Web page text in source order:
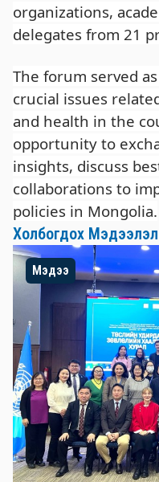
organizations,
delegates from 21
The forum served
crucial issues
and health in the
opportunity to
insights, discuss
collaborations to
policies in Mongolia.
Холбогдох Мэдээлэл
Мэдээ